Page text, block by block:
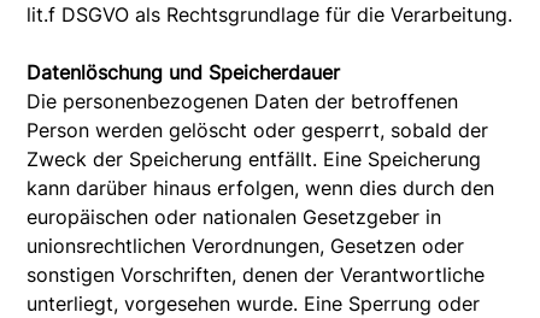
lit.f DSGVO als Rechtsgrundlage für die Verarbeitung.
Datenlöschung und Speicherdauer
Die personenbezogenen Daten der betroffenen
Person werden gelöscht oder gesperrt, sobald der
Zweck der Speicherung entfällt. Eine Speicherung
kann darüber hinaus erfolgen, wenn dies durch den
europäischen oder nationalen Gesetzgeber in
unionsrechtlichen Verordnungen, Gesetzen oder
sonstigen Vorschriften, denen der Verantwortliche
unterliegt, vorgesehen wurde. Eine Sperrung oder